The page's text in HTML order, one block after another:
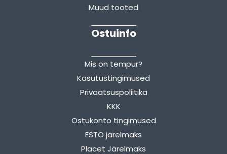
Muud tooted
Ostuinfo
Mis on tempur?
Kasutustingimused
Privaatsuspoliitika
KKK
Ostukonto tingimused
ESTO järelmaks
Placet Järelmaks